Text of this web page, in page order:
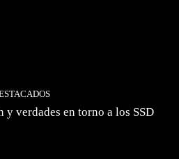
verdades en torno a los SSD